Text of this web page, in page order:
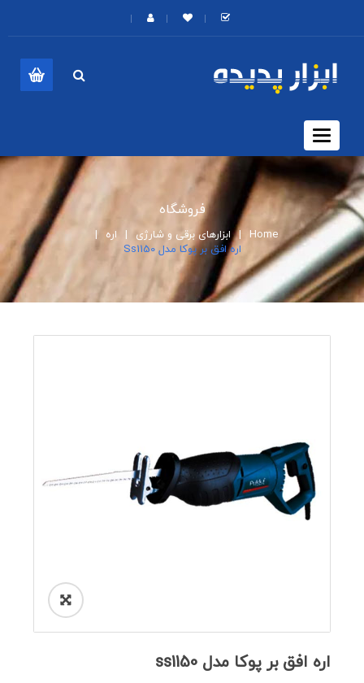
Toggle
navigation
فروشگاه
Home ابزارهای برقی و شارژی
اره
اره افق بر پوکا مدل Ss1150
🔍
اره افق بر پوکا مدل ss1150